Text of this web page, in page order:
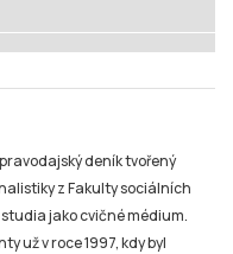
deník tvořený
z Fakulty sociálních
jako cvičné médium.
už v roce 1997, kdy byl